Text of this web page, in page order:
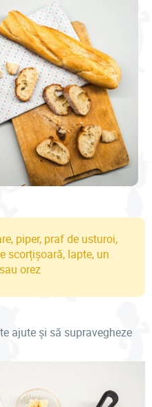
piper, praf de usturoi,
scorțișoară, lapte, un
orez
ajute și să supravegheze